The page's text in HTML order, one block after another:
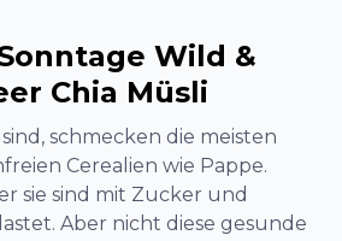
Wild &
Chia Müsli
schmecken die meisten
Cerealien wie Pappe.
sie sind mit Zucker und
Aber nicht diese gesunde